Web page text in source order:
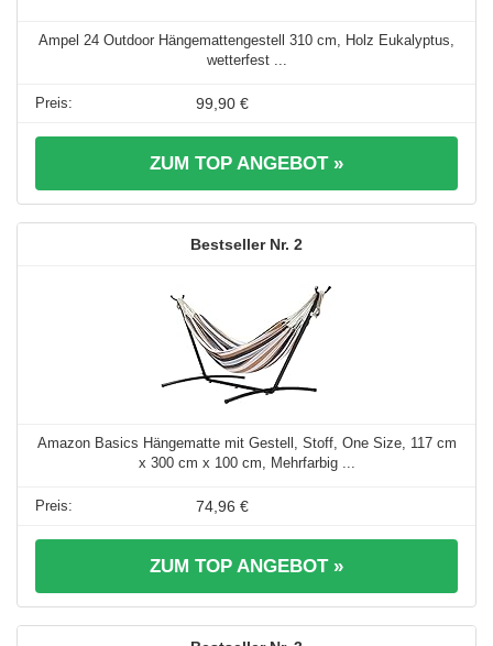
Ampel 24 Outdoor Hängemattengestell 310 cm, Holz Eukalyptus,
wetterfest ...
99,90 €
ZUM TOP ANGEBOT »
2
Amazon Basics Hängematte mit Gestell, Stoff, One Size, 117 cm
x 300 cm x 100 cm, Mehrfarbig ...
74,96 €
ZUM TOP ANGEBOT »